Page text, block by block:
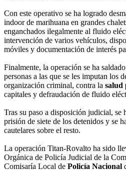
Con este operativo se ha logrado
indoor de marihuana en grandes
enganchados ilegalmente al fluido
intervención de varios vehículos,
móviles y documentación de interés
Finalmente, la operación se ha
personas a las que se les imputan los
organización criminal, contra la salud
capitales y defraudación de fluido
Tras su paso a disposición judicial, se
prisión de siete de los detenidos y se
cautelares sobre el resto.
La operación Titan-Rovalto ha sido
Orgánica de Policía Judicial de la
Comisaría Local de Policía Nacional